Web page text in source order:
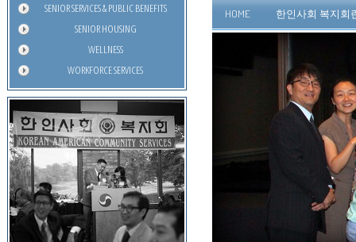
SENIOR SERVICES & PUBLIC BENEFITS
SENIOR HOUSING
WELLNESS
WORKFORCE SERVICES